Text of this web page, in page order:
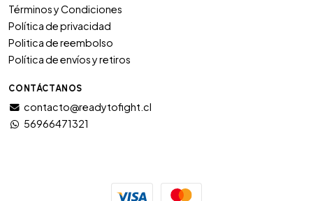
Términos y Condiciones
Política de privacidad
Politica de reembolso
Política de envíos y retiros
CONTÁCTANOS
contacto@readytofight.cl
56966471321